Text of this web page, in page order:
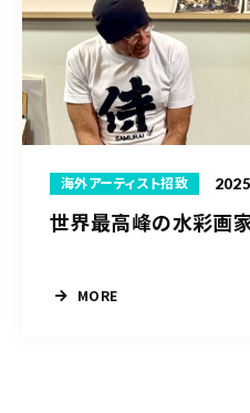
海外アーティスト招致
世界最高峰の水彩画
MORE